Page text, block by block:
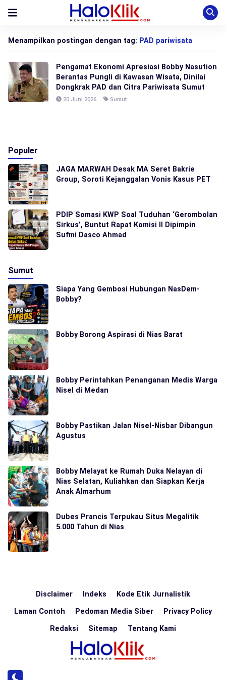
Menampilkan postingan dengan tag: PAD pariwisata
Pengamat Ekonomi Apresiasi Bobby Nasution
Berantas Pungli di Kawasan Wisata, Dinilai
Dongkrak PAD dan Citra Pariwisata Sumut
20 Juni 2026 Sumut
Populer
JAGA MARWAH Desak MA Seret Bakrie
Group, Soroti Kejanggalan Vonis Kasus PET
PDIP Somasi KWP Soal Tuduhan ‘Gerombolan
Sirkus’, Buntut Rapat Komisi II Dipimpin
Sufmi Dasco Ahmad
Sumut
Siapa Yang Gembosi Hubungan NasDem-
Bobby?
Bobby Borong Aspirasi di Nias Barat
Bobby Perintahkan Penanganan Medis Warga
Nisel di Medan
Bobby Pastikan Jalan Nisel-Nisbar Dibangun
Agustus
Bobby Melayat ke Rumah Duka Nelayan di
Nias Selatan, Kuliahkan dan Siapkan Kerja
Anak Almarhum
Dubes Prancis Terpukau Situs Megalitik
5.000 Tahun di Nias
Disclaimer Indeks Kode Etik Jurnalistik
Laman Contoh Pedoman Media Siber Privacy Policy
Redaksi Sitemap Tentang Kami